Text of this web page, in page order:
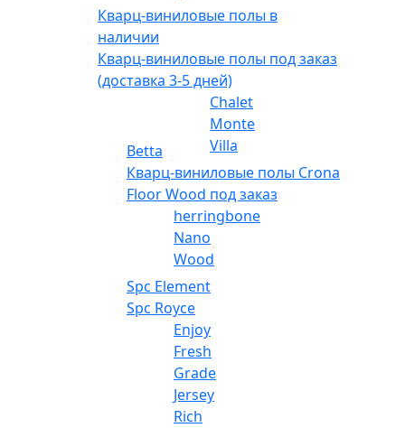
Кварц-виниловые полы в
наличии
Кварц-виниловые полы под заказ
(доставка 3-5 дней)
Betta
Chalet
Monte
Villa
Кварц-виниловые полы Crona
Floor Wood под заказ
herringbone
Nano
Wood
Spc Element
Spc Royce
Enjoy
Fresh
Grade
Jersey
Rich